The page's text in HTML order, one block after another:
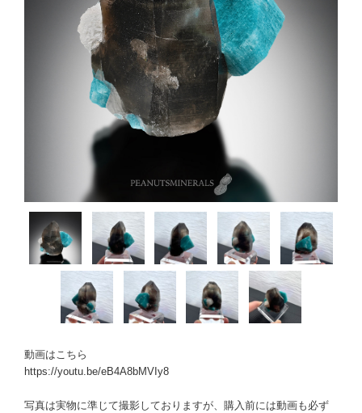
動画はこちら
https://youtu.be/eB4A8bMVIy8
写真は実物に準じて撮影しておりますが、購入前には動画も必ず